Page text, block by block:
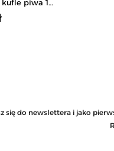
piwa 12-
się do newslettera i jako